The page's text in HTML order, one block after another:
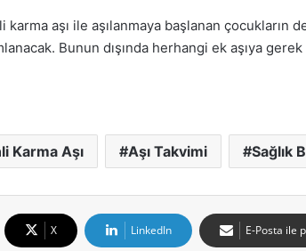
aşı ile aşılanmaya başlanan çocukların
Bunun dışında herhangi ek aşıya
Karma Aşı Aşı Takvimi Sağlık
X LinkedIn E-Posta ile